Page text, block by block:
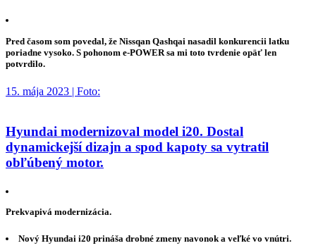
Pred časom som povedal, že Nissqan Qashqai nasadil konkurencii latku
poriadne vysoko. S pohonom e-POWER sa mi toto tvrdenie opäť len
potvrdilo.
15. mája 2023 | Foto:
Hyundai modernizoval model i20. Dostal
dynamickejší dizajn a spod kapoty sa vytratil
obľúbený motor.
Prekvapivá modernizácia.
Nový Hyundai i20 prináša drobné zmeny navonok a veľké vo vnútri.